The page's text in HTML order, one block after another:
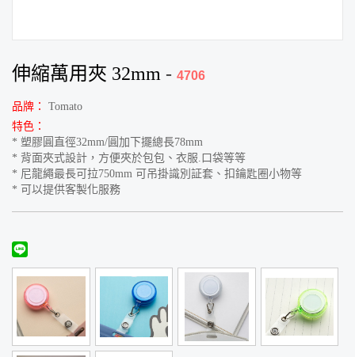
伸縮萬用夾 32mm - 4706
品牌：
Tomato
特色：
* 塑膠圓直徑32mm/圓加下擺總長78mm
* 背面夾式設計，方便夾於包包、衣服.口袋等等
* 尼龍繩最長可拉750mm 可吊掛識別証套、扣鑰匙圈小物等
* 可以提供客製化服務